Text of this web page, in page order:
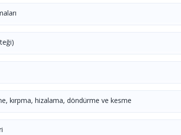
kırpma, hizalama, döndürme ve kesme